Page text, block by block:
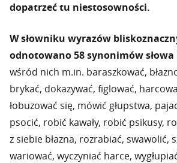
dopatrzeć tu niestosowności.
W słowniku wyrazów
odnotowano 58 synonimów
wśród nich m.in. baraszkować,
brykać, dokazywać, figlować,
łobuzować się, mówić głupstwa,
psocić, robić kawały, robić psikusy,
z siebie błazna, rozrabiać, swawolić,
wariować, wyczyniać harce,